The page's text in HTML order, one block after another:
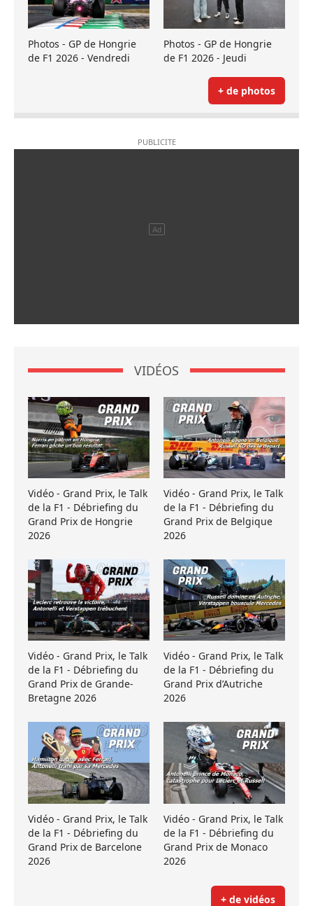
Photos - GP de Hongrie
de F1 2026 - Vendredi
Photos - GP de Hongrie
de F1 2026 - Jeudi
+ de photos
VIDÉOS
Vidéo - Grand Prix, le Talk
de la F1 - Débriefing du
Grand Prix de Hongrie
2026
Vidéo - Grand Prix, le Talk
de la F1 - Débriefing du
Grand Prix de Belgique
2026
Vidéo - Grand Prix, le Talk
de la F1 - Débriefing du
Grand Prix de Grande-
Bretagne 2026
Vidéo - Grand Prix, le Talk
de la F1 - Débriefing du
Grand Prix d’Autriche
2026
Vidéo - Grand Prix, le Talk
de la F1 - Débriefing du
Grand Prix de Barcelone
2026
Vidéo - Grand Prix, le Talk
de la F1 - Débriefing du
Grand Prix de Monaco
2026
+ de vidéos